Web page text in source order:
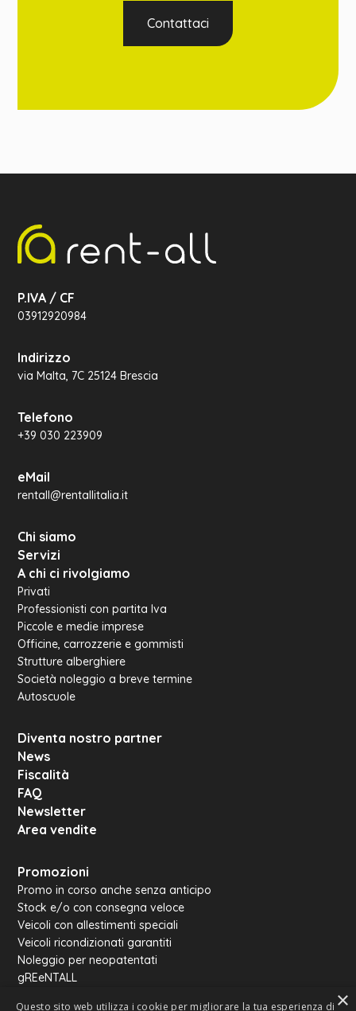
Contattaci
P.IVA / CF
03912920984
Indirizzo
via Malta, 7C 25124 Brescia
Telefono
+39 030 223909
eMail
rentall@rentallitalia.it
Chi siamo
Servizi
A chi ci rivolgiamo
Privati
Professionisti con partita Iva
Piccole e medie imprese
Officine, carrozzerie e gommisti
Strutture alberghiere
Società noleggio a breve termine
Autoscuole
Diventa nostro partner
News
Fiscalità
FAQ
Newsletter
Area vendite
Promozioni
Promo in corso anche senza anticipo
Stock e/o con consegna veloce
Veicoli con allestimenti speciali
Veicoli ricondizionati garantiti
Noleggio per neopatentati
gREeNTALL
×
Questo sito web utilizza i cookie per migliorare la tua esperienza di